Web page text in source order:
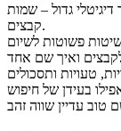
גדול – שמות
קבצים.
פשוטות לשיום
ואיך שם אחד
בעידן של חיפוש